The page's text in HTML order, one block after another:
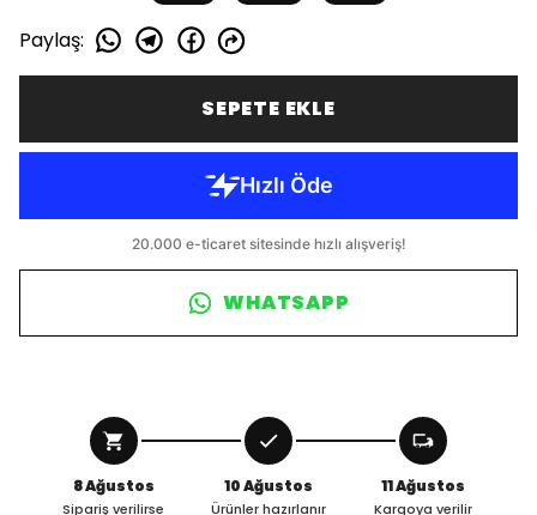
Paylaş:
SEPETE EKLE
WHATSAPP
8 Ağustos
Sipariş verilirse
10 Ağustos
Ürünler hazırlanır
11 Ağustos
Kargoya verilir